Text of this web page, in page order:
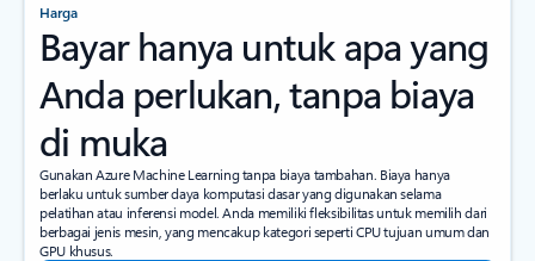
Harga
Bayar hanya untuk apa yang
Anda perlukan, tanpa biaya
di muka
Gunakan Azure Machine Learning tanpa biaya tambahan. Biaya hanya
berlaku untuk sumber daya komputasi dasar yang digunakan selama
pelatihan atau inferensi model. Anda memiliki fleksibilitas untuk memilih dari
berbagai jenis mesin, yang mencakup kategori seperti CPU tujuan umum dan
GPU khusus.